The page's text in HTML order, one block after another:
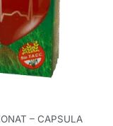
– CAPSULA